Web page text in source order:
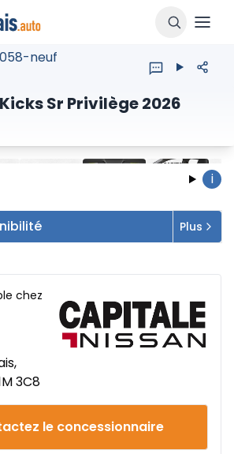
neuf
Sr Privilège 2026
i
Plus
chez
3C8
le concessionnaire